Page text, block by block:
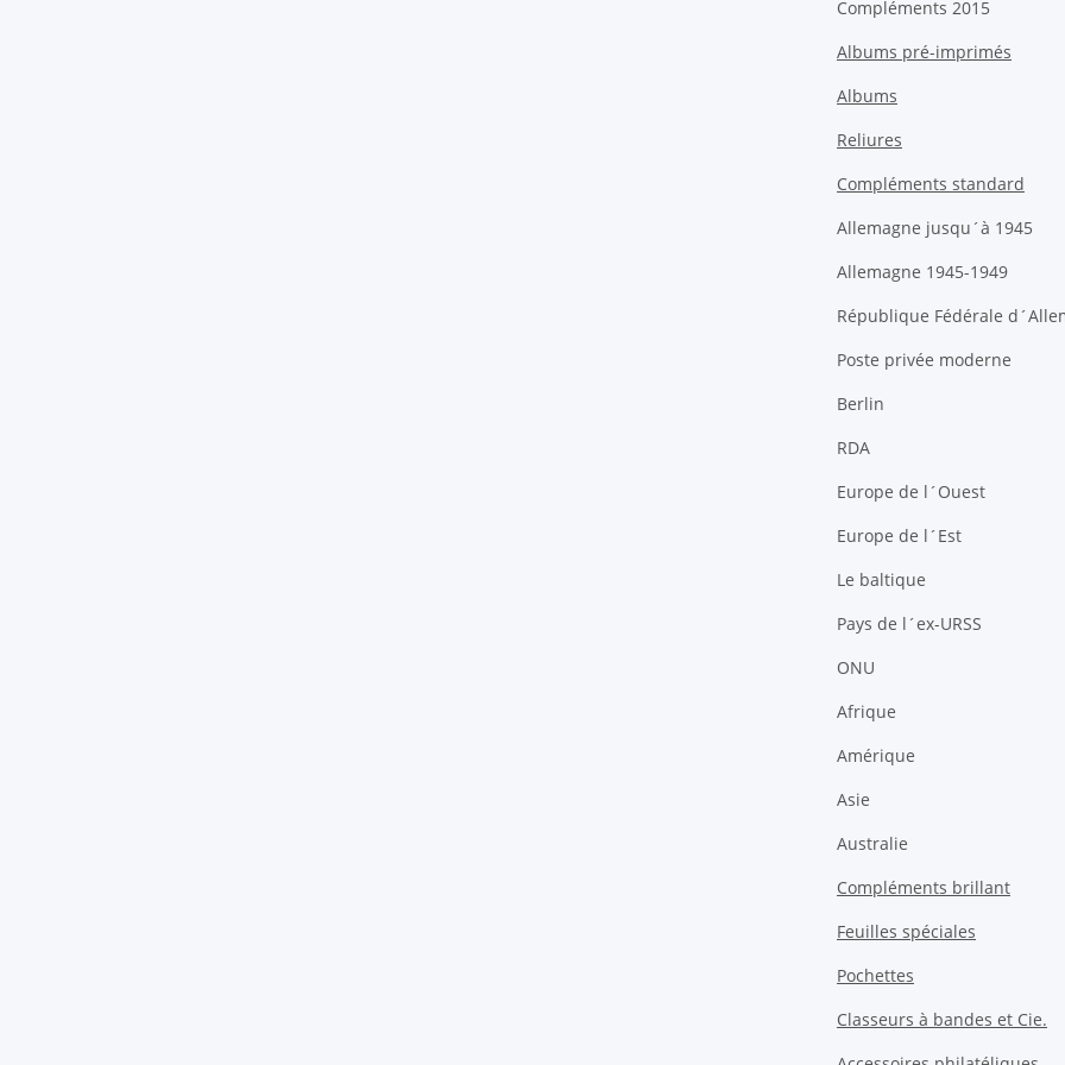
Compléments 2015
Albums pré-imprimés
Albums
Reliures
Compléments standard
Allemagne jusqu´à 1945
Allemagne 1945-1949
République Fédérale
Poste privée moderne
Berlin
RDA
Europe de l´Ouest
Europe de l´Est
Le baltique
Pays de l´ex-URSS
ONU
Afrique
Amérique
Asie
Australie
Compléments brillant
Feuilles spéciales
Pochettes
Classeurs à bandes et Cie.